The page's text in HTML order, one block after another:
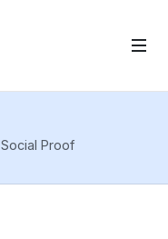
Social Proof